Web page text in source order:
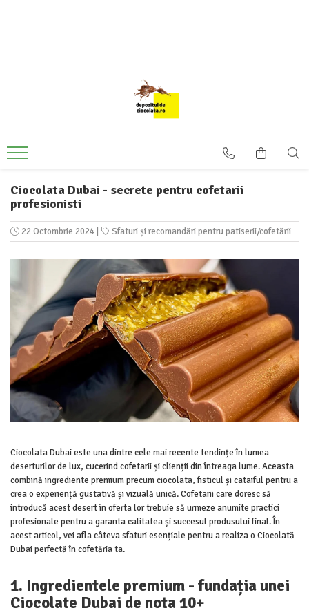
USTENSILE SI FORME SILICON
AMBALAJE
DIVERSE
FRISCA, UNT, LAPTE CONDENSAT
AROME
Ciocolata Dubai - secrete pentru cofetarii
profesionisti
22 Octombrie 2024 Sfaturi și recomandări pentru patiserii/cofetării
Ciocolata Dubai este una dintre cele mai recente tendințe în lumea
deserturilor de lux, cucerind cofetarii și clienții din întreaga lume. Aceasta
combină ingrediente premium precum ciocolata, fisticul și cataiful pentru a
crea o experiență gustativă și vizuală unică. Cofetarii care doresc să
introducă acest desert în oferta lor trebuie să urmeze anumite practici
profesionale pentru a garanta calitatea și succesul produsului final. În
acest articol, vei afla câteva sfaturi esențiale pentru a realiza o Ciocolată
Dubai perfectă în cofetăria ta.
1. Ingredientele premium - fundația unei
Ciocolate Dubai de nota 10+